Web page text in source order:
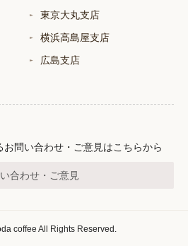
東京大丸支店
横浜高島屋支店
広島支店
問い合わせ・ご意見はこちらから
合わせ・ご意見
coffee All Rights Reserved.